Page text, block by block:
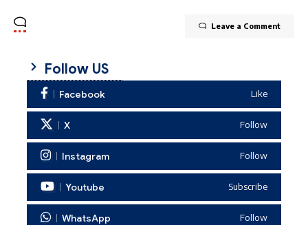
Leave a Comment
Follow US
Facebook Like
X Follow
Instagram Follow
Youtube Subscribe
WhatsApp Follow